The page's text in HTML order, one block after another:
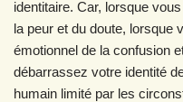
identitaire. Car, lorsque
la peur et du doute, lorsque
émotionnel de la confusion
débarrassez votre identité
humain limité par les